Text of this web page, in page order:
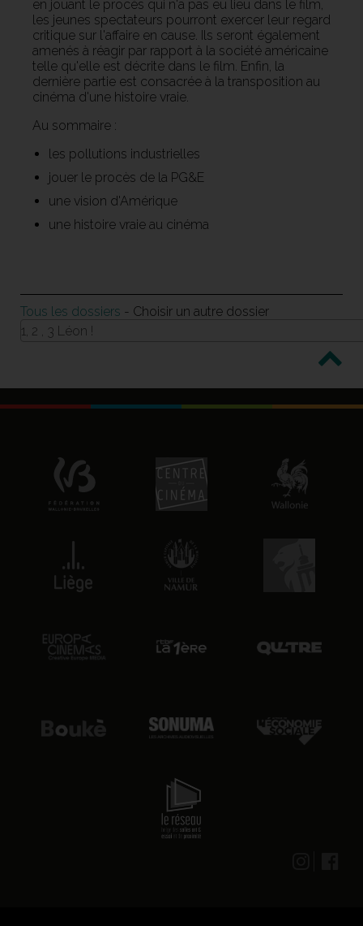
en jouant le procès qui n'a pas eu lieu dans le film,
les jeunes spectateurs pourront exercer leur regard
critique sur l'affaire en cause. Ils seront également
amenés à réagir par rapport à la société américaine
telle qu'elle est décrite dans le film. Enfin, la
dernière partie est consacrée à la transposition au
cinéma d'une histoire vraie.
Au sommaire :
les pollutions industrielles
jouer le procès de la PG&E
une vision d'Amérique
une histoire vraie au cinéma
Tous les dossiers - Choisir un autre dossier
1, 2 , 3 Léon !